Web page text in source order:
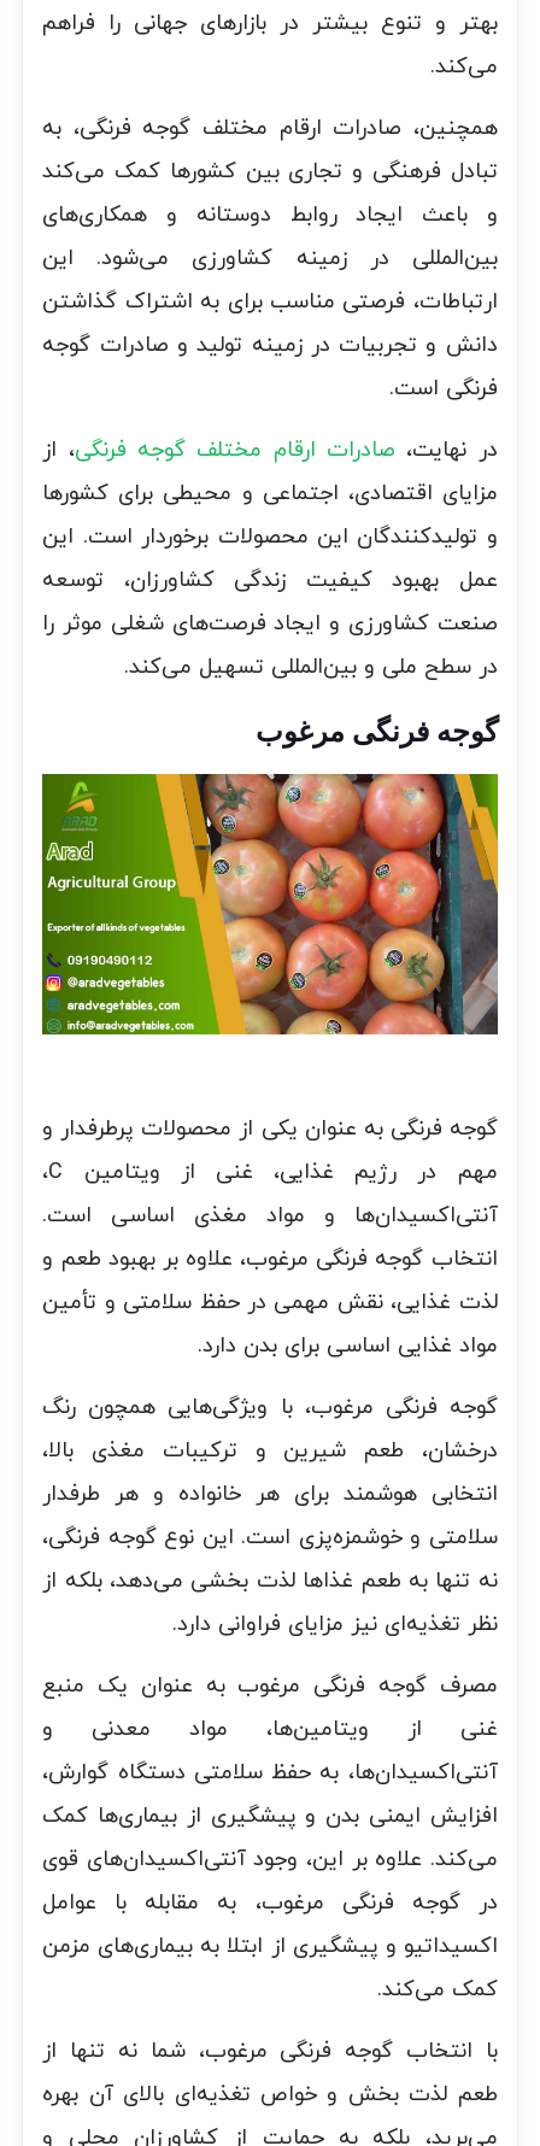
بهتر و تنوع بیشتر در بازارهای جهانی را فراهم
می‌کند.
همچنین، صادرات ارقام مختلف گوجه فرنگی، به
تبادل فرهنگی و تجاری بین کشورها کمک می‌کند
و باعث ایجاد روابط دوستانه و همکاری‌های
بین‌المللی در زمینه کشاورزی می‌شود. این
ارتباطات، فرصتی مناسب برای به اشتراک گذاشتن
دانش و تجربیات در زمینه تولید و صادرات گوجه
فرنگی است.
در نهایت، صادرات ارقام مختلف گوجه فرنگی، از
مزایای اقتصادی، اجتماعی و محیطی برای کشورها
و تولیدکنندگان این محصولات برخوردار است. این
عمل بهبود کیفیت زندگی کشاورزان، توسعه
صنعت کشاورزی و ایجاد فرصت‌های شغلی موثر را
در سطح ملی و بین‌المللی تسهیل می‌کند.
گوجه فرنگی مرغوب
گوجه فرنگی به عنوان یکی از محصولات پرطرفدار و
مهم در رژیم غذایی، غنی از ویتامین C،
آنتی‌اکسیدان‌ها و مواد مغذی اساسی است.
انتخاب گوجه فرنگی مرغوب، علاوه بر بهبود طعم و
لذت غذایی، نقش مهمی در حفظ سلامتی و تأمین
مواد غذایی اساسی برای بدن دارد.
گوجه فرنگی مرغوب، با ویژگی‌هایی همچون رنگ
درخشان، طعم شیرین و ترکیبات مغذی بالا،
انتخابی هوشمند برای هر خانواده و هر طرفدار
سلامتی و خوشمزه‌پزی است. این نوع گوجه فرنگی،
نه تنها به طعم غذاها لذت بخشی می‌دهد، بلکه از
نظر تغذیه‌ای نیز مزایای فراوانی دارد.
مصرف گوجه فرنگی مرغوب به عنوان یک منبع
غنی از ویتامین‌ها، مواد معدنی و
آنتی‌اکسیدان‌ها، به حفظ سلامتی دستگاه گوارش،
افزایش ایمنی بدن و پیشگیری از بیماری‌ها کمک
می‌کند. علاوه بر این، وجود آنتی‌اکسیدان‌های قوی
در گوجه فرنگی مرغوب، به مقابله با عوامل
اکسیداتیو و پیشگیری از ابتلا به بیماری‌های مزمن
کمک می‌کند.
با انتخاب گوجه فرنگی مرغوب، شما نه تنها از
طعم لذت بخش و خواص تغذیه‌ای بالای آن بهره
می‌برید، بلکه به حمایت از کشاورزان محلی و